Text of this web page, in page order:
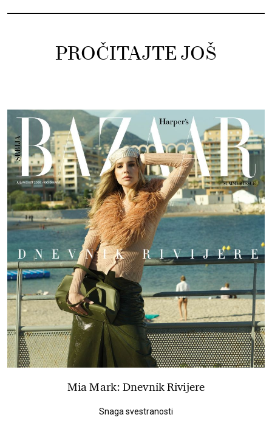
PROČITAJTE JOŠ
Mia Mark: Dnevnik Rivijere
Snaga svestranosti